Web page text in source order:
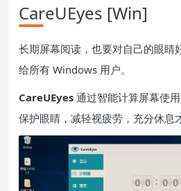
CareUEyes [Win]
长期屏幕阅读，也要对自己的眼睛
给所有 Windows 用户。
CareUEyes 通过智能计算屏幕使
保护眼睛，减轻视疲劳，充分休息